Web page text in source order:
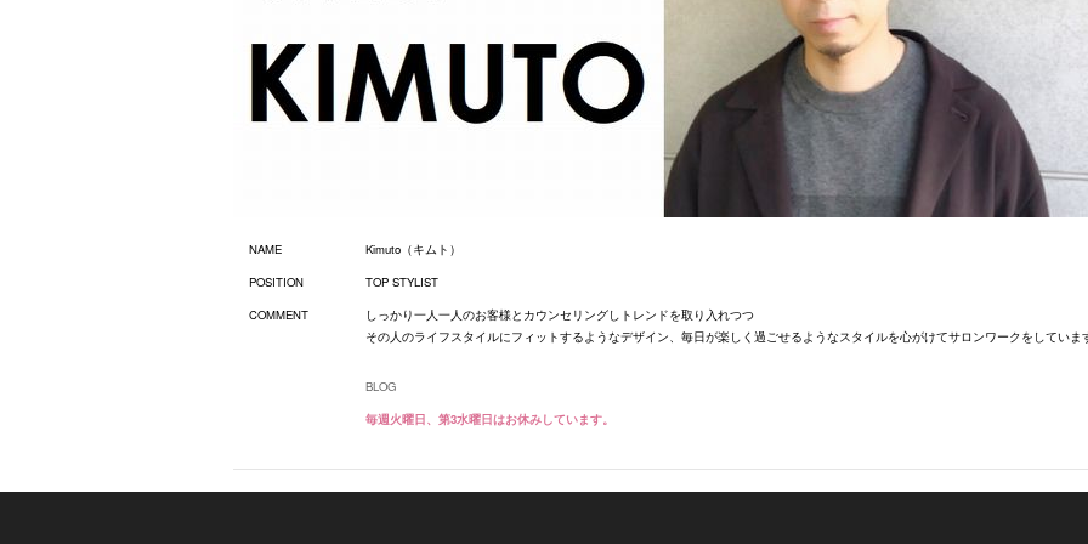
NAME
Kimuto（キムト）
POSITION
TOP STYLIST
COMMENT
しっかり一人一人のお客様とカウンセリングしトレンドを取り入れつつ
その人のライフスタイルにフィットするようなデザイン、毎日が楽しく過ごせるようなスタイルを心がけてサロンワークをしていま
BLOG
毎週火曜日、第3水曜日はお休みしています。